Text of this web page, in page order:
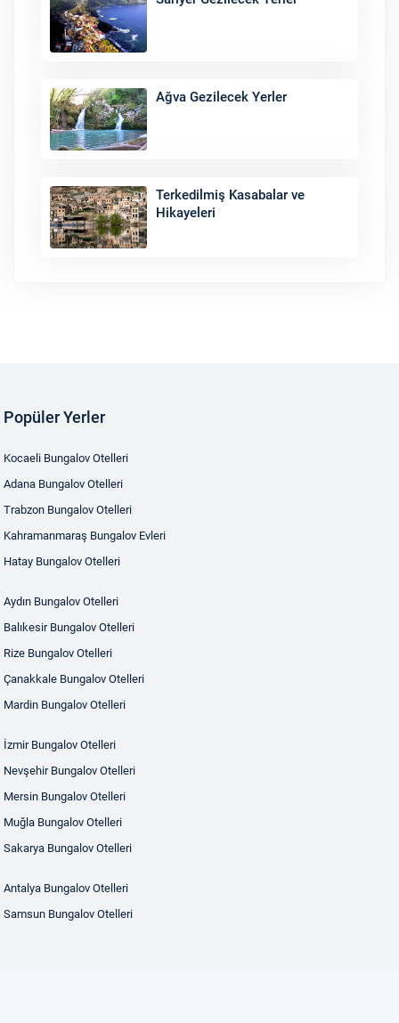
Ağva Gezilecek Yerler
Terkedilmiş Kasabalar ve
Hikayeleri
Popüler Yerler
Kocaeli Bungalov Otelleri
Adana Bungalov Otelleri
Trabzon Bungalov Otelleri
Kahramanmaraş Bungalov Evleri
Hatay Bungalov Otelleri
Aydın Bungalov Otelleri
Balıkesir Bungalov Otelleri
Rize Bungalov Otelleri
Çanakkale Bungalov Otelleri
Mardin Bungalov Otelleri
İzmir Bungalov Otelleri
Nevşehir Bungalov Otelleri
Mersin Bungalov Otelleri
Muğla Bungalov Otelleri
Sakarya Bungalov Otelleri
Antalya Bungalov Otelleri
Samsun Bungalov Otelleri